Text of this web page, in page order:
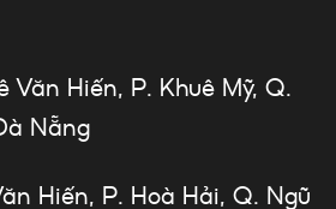
Văn Hiến, P. Khuê Mỹ, Q.
Nẵng
Hiến, P. Hoà Hải, Q. Ngũ